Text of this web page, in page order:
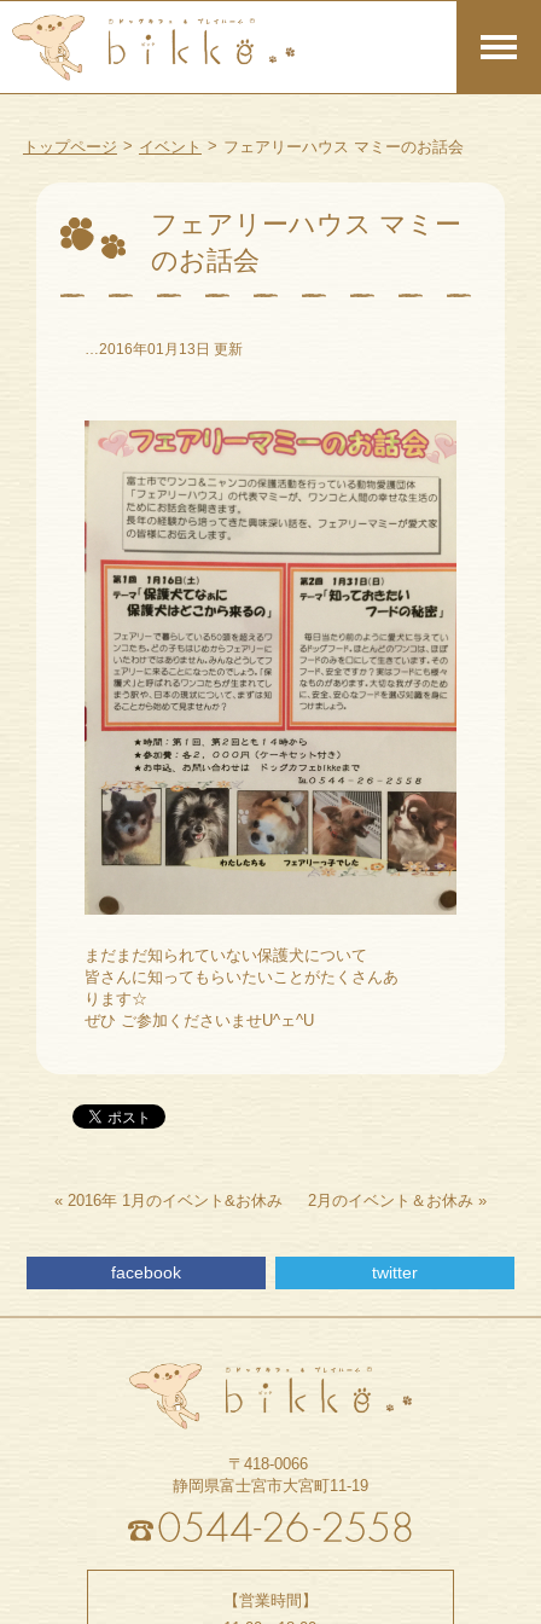
トップページ > イベント > フェアリーハウス マミーのお話会
フェアリーハウス マミー
のお話会
…2016年01月13日 更新
まだまだ知られていない保護犬について
皆さんに知ってもらいたいことがたくさんあ
ります☆
ぜひ ご参加くださいませU^ェ^U
«2016年 1月のイベント&お休み 2月のイベント＆お休み»
facebook twitter
〒418-0066
静岡県富士宮市大宮町11-19
【営業時間】